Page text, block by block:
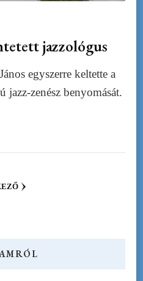
jazzológus
egyszerre keltette a
jazz-zenész benyomását.